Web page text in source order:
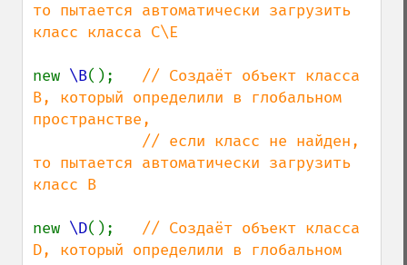
то пытается автоматически загрузить
класс класса C\E
new \B(); // Создаёт объект класса
B, который определили в глобальном
пространстве,
то пытается автоматически загрузить
класс B
new \D(); // Создаёт объект класса
D, который определили в глобальном